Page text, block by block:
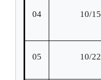
04 10/15
05 10/22